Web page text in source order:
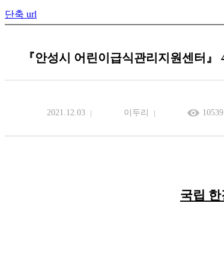
단축 url
『안성시 어린이급식관리지원센터
2021.12.03 이두리 10539
국립